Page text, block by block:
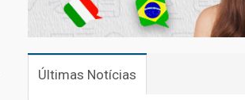
Últimas Notícias